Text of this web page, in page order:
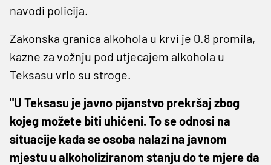
navodi policija.
Zakonska granica alkohola u krvi je 0.8 promila,
kazne za vožnju pod utjecajem alkohola u
Teksasu vrlo su stroge.
"U Teksasu je javno pijanstvo prekršaj zbog
kojeg možete biti uhićeni. To se odnosi na
situacije kada se osoba nalazi na javnom
mjestu u alkoholiziranom stanju do te mjere da